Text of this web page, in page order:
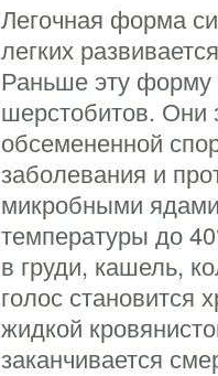
Легочная форма
легких
Раньше эту форму
шерстобитов. Они
обсемененной
заболевания и
микробными
температуры до
в груди, кашель,
голос
жидкой
заканчивается